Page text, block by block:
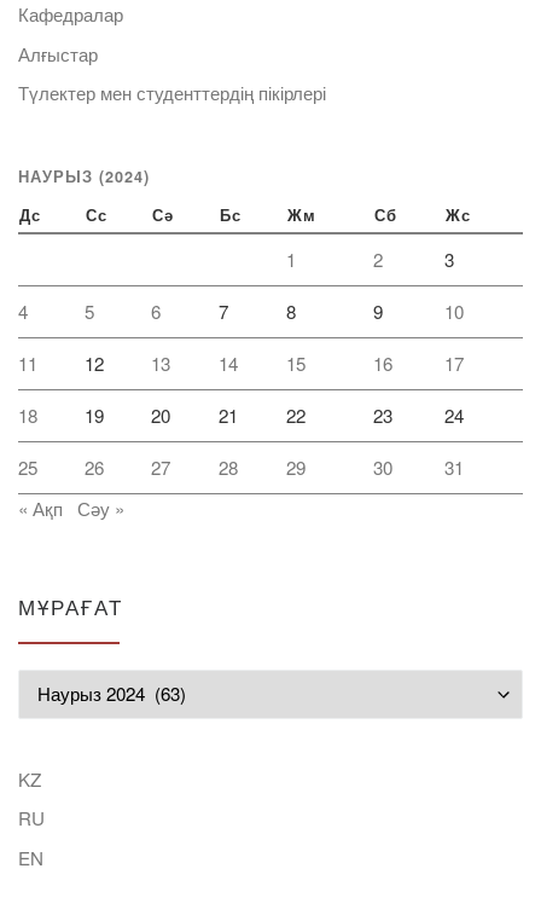
Кафедралар
Алғыстар
Түлектер мен студенттердің пікірлері
НАУРЫЗ (2024)
Дс Сс Сә Бс Жм Сб Жс
1 2 3
4 5 6 7 8 9 10
11 12 13 14 15 16 17
18 19 20 21 22 23 24
25 26 27 28 29 30
31
« Ақп
Сәу »
МҰРАҒАТ
KZ
RU
EN